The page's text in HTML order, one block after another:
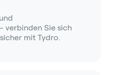
verbinden Sie sich
mit Tydro.